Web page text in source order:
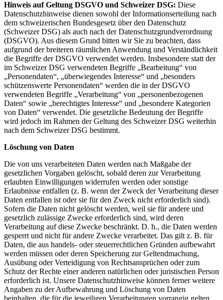
Hinweis auf Geltung DSGVO und Schweizer DSG: Diese
Datenschutzhinweise dienen sowohl der Informationserteilung nach
dem schweizerischen Bundesgesetz über den Datenschutz
(Schweizer DSG) als auch nach der Datenschutzgrundverordnung
(DSGVO). Aus diesem Grund bitten wir Sie zu beachten, dass
aufgrund der breiteren räumlichen Anwendung und Verständlichkeit
die Begriffe der DSGVO verwendet werden. Insbesondere statt der
im Schweizer DSG verwendeten Begriffe „Bearbeitung“ von
„Personendaten“, „überwiegendes Interesse“ und „besonders
schützenswerte Personendaten“ werden die in der DSGVO
verwendeten Begriffe „Verarbeitung“ von „personenbezogenen
Daten“ sowie „berechtigtes Interesse“ und „besondere Kategorien
von Daten“ verwendet. Die gesetzliche Bedeutung der Begriffe
wird jedoch im Rahmen der Geltung des Schweizer DSG weiterhin
nach dem Schweizer DSG bestimmt.
Löschung von Daten
Die von uns verarbeiteten Daten werden nach Maßgabe der
gesetzlichen Vorgaben gelöscht, sobald deren zur Verarbeitung
erlaubten Einwilligungen widerrufen werden oder sonstige
Erlaubnisse entfallen (z. B. wenn der Zweck der Verarbeitung dieser
Daten entfallen ist oder sie für den Zweck nicht erforderlich sind).
Sofern die Daten nicht gelöscht werden, weil sie für andere und
gesetzlich zulässige Zwecke erforderlich sind, wird deren
Verarbeitung auf diese Zwecke beschränkt. D. h., die Daten werden
gesperrt und nicht für andere Zwecke verarbeitet. Das gilt z. B. für
Daten, die aus handels- oder steuerrechtlichen Gründen aufbewahrt
werden müssen oder deren Speicherung zur Geltendmachung,
Ausübung oder Verteidigung von Rechtsansprüchen oder zum
Schutz der Rechte einer anderen natürlichen oder juristischen Person
erforderlich ist. Unsere Datenschutzhinweise können ferner weitere
Angaben zu der Aufbewahrung und Löschung von Daten